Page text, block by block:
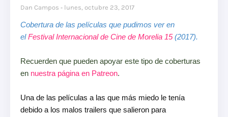
Dan Campos lunes, octubre 23, 2017
Cobertura de las películas que pudimos ver en
elFestival Internacional de Cine de Morelia 15(2017).
Recuerden que pueden apoyar este tipo de coberturas
en nuestra página en Patreon.
Una de las películas a las que más miedo le tenía
debido a los malos trailers que salieron para